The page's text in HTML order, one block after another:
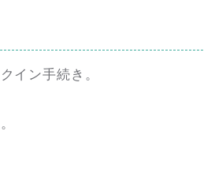
イン手続き。